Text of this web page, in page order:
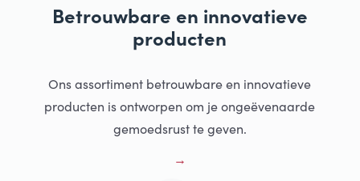
Betrouwbare en innovatieve
producten
Ons assortiment betrouwbare en innovatieve
producten is ontworpen om je ongeëvenaarde
gemoedsrust te geven.